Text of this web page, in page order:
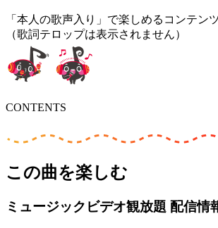
「本人の歌声入り」で楽しめるコンテン
（歌詞テロップは表示されません）
CONTENTS
この曲を楽しむ
ミュージックビデオ観放題 配信情